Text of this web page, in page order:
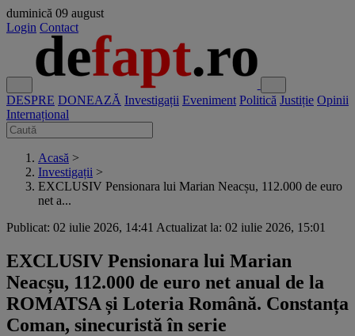
duminică 09 august
Login Contact
DESPRE DONEAZĂ Investigații Eveniment Politică Justiție Opinii
Internațional
Acasă >
Investigații >
EXCLUSIV Pensionara lui Marian Neacșu, 112.000 de euro
net a...
Publicat: 02 iulie 2026, 14:41 Actualizat la: 02 iulie 2026, 15:01
EXCLUSIV Pensionara lui Marian
Neacșu, 112.000 de euro net anual de la
ROMATSA și Loteria Română. Constanța
Coman, sinecuristă în serie